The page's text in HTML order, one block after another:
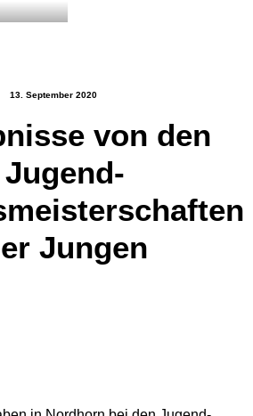
13. September 2020
von den
Jugend-
Jungen